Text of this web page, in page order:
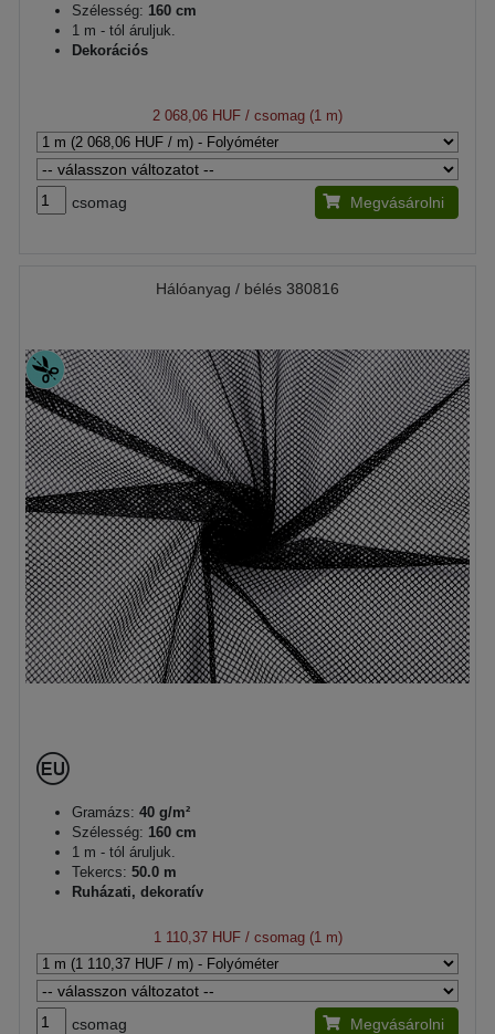
Szélesség: 160 cm
1 m - tól áruljuk.
Dekorációs
2 068,06 HUF / csomag (1 m)
csomag Megvásárolni
Hálóanyag / bélés 380816
Gramázs: 40 g/m²
Szélesség: 160 cm
1 m - tól áruljuk.
Tekercs: 50.0 m
Ruházati, dekoratív
1 110,37 HUF/ csomag (1 m)
csomag Megvásárolni